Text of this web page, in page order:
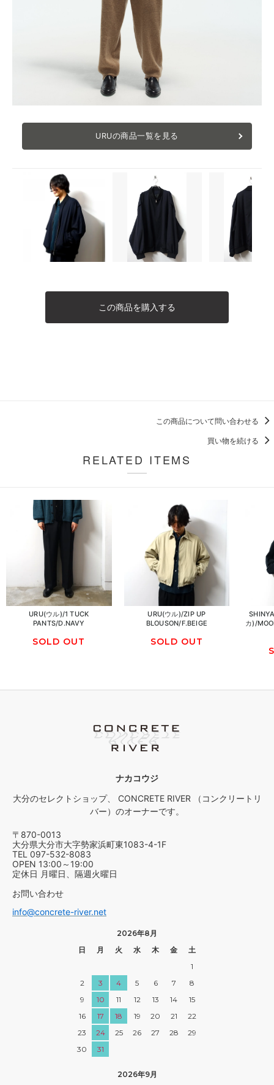
URUの商品一覧を見る
この商品を購入する
この商品について問い合わせる
買い物を続ける
RELATED ITEMS
URU(ウル)/1 TUCK
PANTS/D.NAVY
SOLD OUT
URU(ウル)/ZIP UP
BLOUSON/F.BEIGE
SOLD OUT
カ)/
ナカコウジ
大分のセレクトショップ、 CONCRETE RIVER （コンクリートリ
バー）のオーナーです。
〒870-0013
大分県大分市大字勢家浜町東1083-4-1F
TEL 097-532-8083
OPEN 13:00～19:00
定休日 月曜日、隔週火曜日
お問い合わせ
info@concrete-river.net
2026年8月
日
月 火 水 木 金
土
1
2
3 4 5 6 7
8
9
10 11 12 13 14
15
16
17 18 19 20 21
22
23
24 25 26 27 28
29
30
31
2026年9月